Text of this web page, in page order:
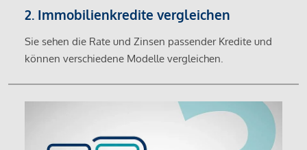
2. Immobilienkredite vergleichen
Sie sehen die Rate und Zinsen passender Kredite und
können verschiedene Modelle vergleichen.